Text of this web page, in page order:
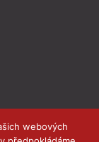
webových